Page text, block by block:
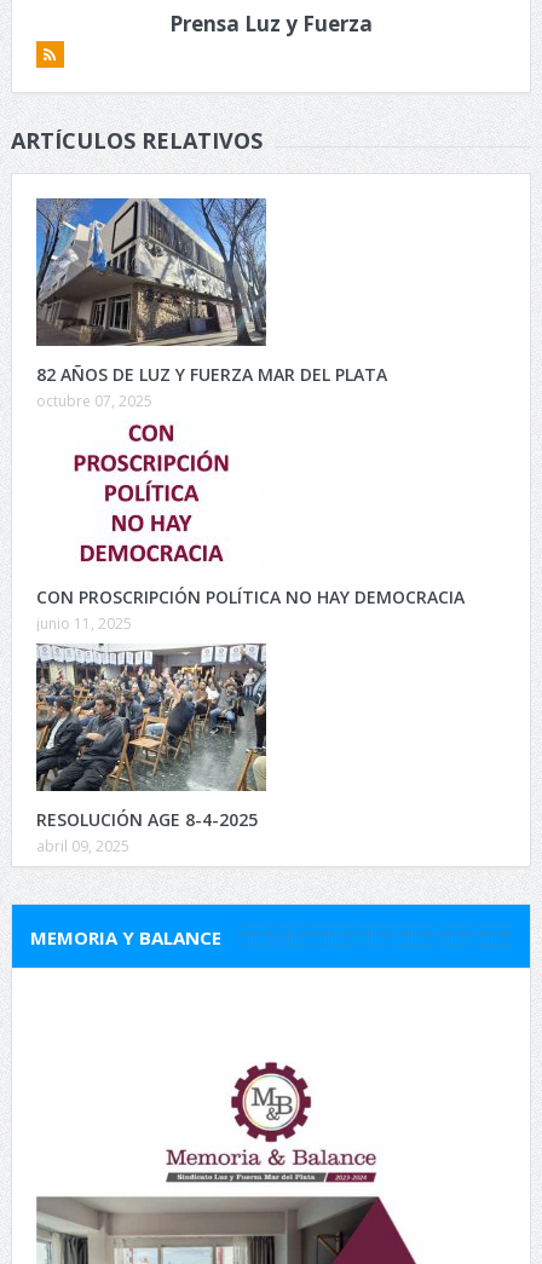
Prensa Luz y Fuerza
ARTÍCULOS RELATIVOS
82 AÑOS DE LUZ Y FUERZA MAR DEL PLATA
octubre 07, 2025
CON PROSCRIPCIÓN POLÍTICA NO HAY DEMOCRACIA
junio 11, 2025
RESOLUCIÓN AGE 8-4-2025
abril 09, 2025
MEMORIA Y BALANCE